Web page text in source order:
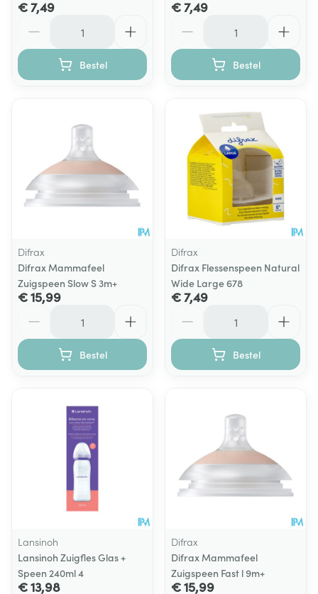
€ 7,49
Bestel
€ 7,49
Bestel
Difrax
Difrax Mammafeel
Zuigspeen Slow S 3m+
€ 15,99
Bestel
Difrax
Difrax Flessenspeen Natural
Wide Large 678
€ 7,49
Bestel
Lansinoh
Lansinoh Zuigfles Glas +
Speen 240ml 4
€ 13,98
Difrax
Difrax Mammafeel
Zuigspeen Fast l 9m+
€ 15,99